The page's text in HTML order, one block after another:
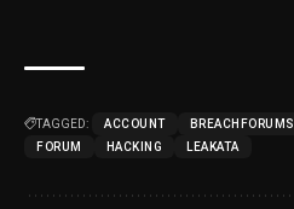
TAGGED: ACCOUNT BREACHFORUMS
FORUM
HACKING LEAKATA